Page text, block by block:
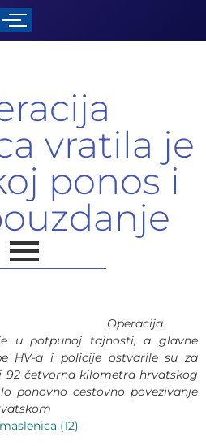
vratila je
ponos i
Operacija
u potpunoj tajnosti, a glavne
HV-a i policije ostvarile su za
92 četvorna kilometra hrvatskog
ponovno cestovno povezivanje